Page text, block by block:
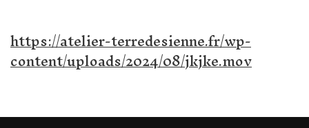
https://atelier-terredesienne.fr/wp-
content/uploads/2024/08/jkjke.mov